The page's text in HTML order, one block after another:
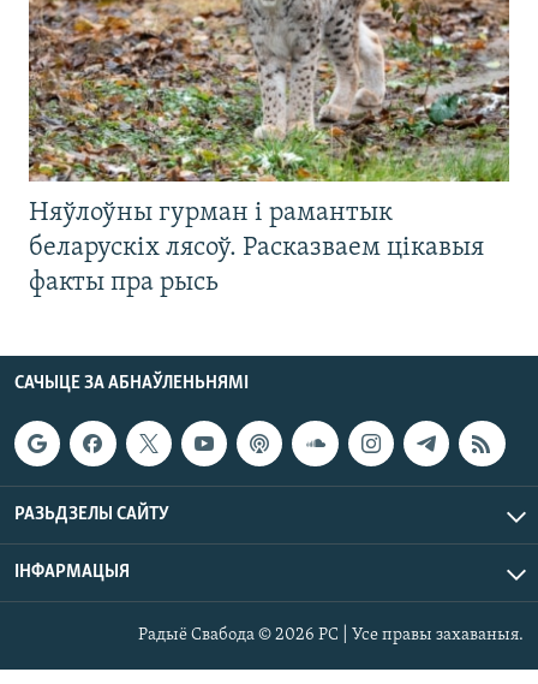
Няўлоўны гурман і рамантык
беларускіх лясоў. Расказваем цікавыя
факты пра рысь
САЧЫЦЕ ЗА АБНАЎЛЕНЬНЯМІ
РАЗЬДЗЕЛЫ САЙТУ
ІНФАРМАЦЫЯ
Радыё Свабода © 2026 РС | Усе правы захаваныя.